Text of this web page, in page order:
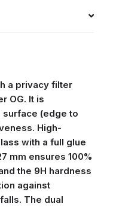
a privacy filter
OG. It is
surface (edge to
High-
with a full glue
mm ensures 100%
the 9H hardness
against
The dual